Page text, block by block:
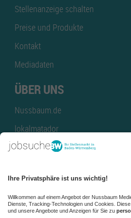
Stellenanzeige schalten
Preise und Produkte
Kontakt
Mediadaten
ÜBER UNS
Nussbaum.de
lokalmatador
kaufinBW
NussbaumID
Nussbaum Medien